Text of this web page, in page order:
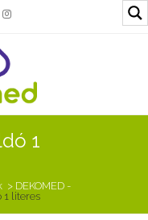
1
> DEKOMED -
1 literes